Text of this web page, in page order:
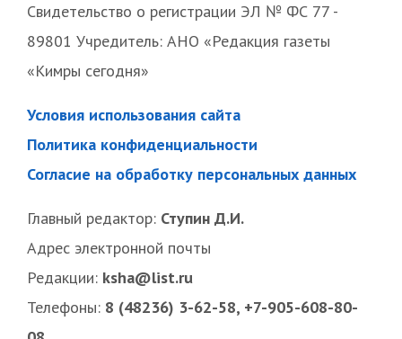
Свидетельство о регистрации ЭЛ № ФС 77 -
89801 Учредитель: АНО «Редакция газеты
«Кимры сегодня»
Условия использования сайта
Политика конфиденциальности
Согласие на обработку персональных данных
Главный редактор: Ступин Д.И.
Адрес электронной почты
Редакции: ksha@list.ru
Телефоны: 8 (48236) 3-62-58, +7-905-608-80-